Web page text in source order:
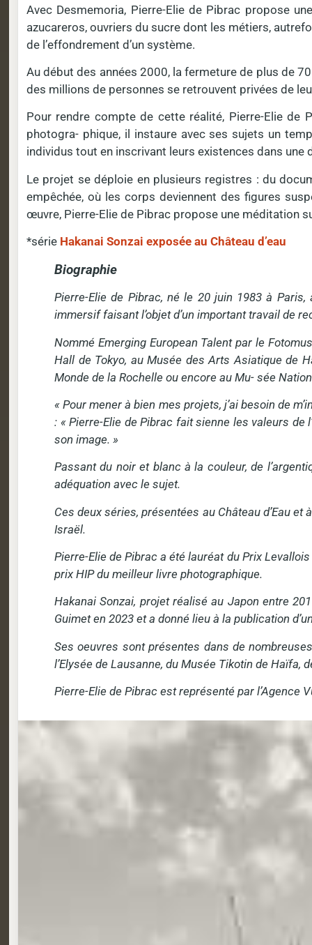
Avec Desmemoria, Pierre-Elie de Pibrac propose
azucareros, ouvriers du sucre dont les métiers,
de l’effondrement d’un système.
Au début des années 2000, la fermeture de plus de
des millions de personnes se retrouvent privées de
Pour rendre compte de cette réalité, Pierre-Elie de
photogra- phique, il instaure avec ses sujets un
individus tout en inscrivant leurs existences dans
Le projet se déploie en plusieurs registres : du
empêchée, où les corps deviennent des figures
œuvre, Pierre-Elie de Pibrac propose une méditation
*série Hakanai Sonzai exposée au Château d’eau
Biographie
Pierre-Elie de Pibrac, né le 20 juin 1983 à
immersif faisant l’objet d’un important travail de
Nommé Emerging European Talent par le
Hall de Tokyo, au Musée des Arts Asiatique de
Monde de la Rochelle ou encore au Mu- sée
« Pour mener à bien mes projets, j’ai besoin de
: « Pierre-Elie de Pibrac fait sienne les valeurs
son image. »
Passant du noir et blanc à la couleur, de
adéquation avec le sujet.
Ces deux séries, présentées au Château d’Eau
Israël.
Pierre-Elie de Pibrac a été lauréat du Prix
prix HIP du meilleur livre photographique.
Hakanai Sonzai, projet réalisé au Japon entre
Guimet en 2023 et a donné lieu à la publication
Ses oeuvres sont présentes dans de
l’Elysée de Lausanne, du Musée Tikotin de
Pierre-Elie de Pibrac est représenté par l’Agence